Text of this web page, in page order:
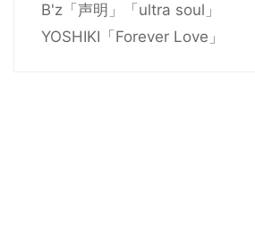
B'z「声明」「ultra soul」
YOSHIKI「Forever Love」